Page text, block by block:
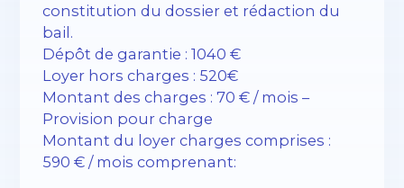
constitution du dossier et rédaction du
bail.
Dépôt de garantie : 1040 €
Loyer hors charges : 520€
Montant des charges : 70 € / mois –
Provision pour charge
Montant du loyer charges comprises :
590 € / mois comprenant: